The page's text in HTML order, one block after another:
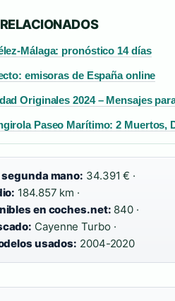
Málaga: pronóstico 14 días
emisoras de España online
Originales 2024 – Mensajes
Paseo Marítimo: 2 Muertos,
mano: 34.391 € ·
184.857 km ·
en coches.net: 840 ·
Cayenne Turbo ·
usados: 2004-2020